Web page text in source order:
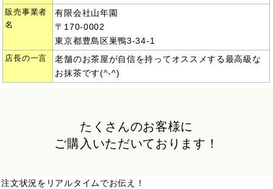
販売事業者
名
有限会社山年園
〒170-0002
東京都豊島区巣鴨3-34-1
店長の一言
老舗のお茶屋が自信を持ってオススメする最高級な
お抹茶です(^-^)
たくさんのお客様に
ご購入いただいております！
注文状況をリアルタイムでお伝え！